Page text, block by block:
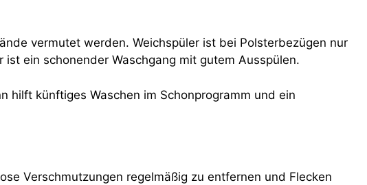
vermutet werden. Weichspüler ist bei Polsterbezügen nur
ein schonender Waschgang mit gutem Ausspülen.
hilft künftiges Waschen im Schonprogramm und ein
Verschmutzungen regelmäßig zu entfernen und Flecken